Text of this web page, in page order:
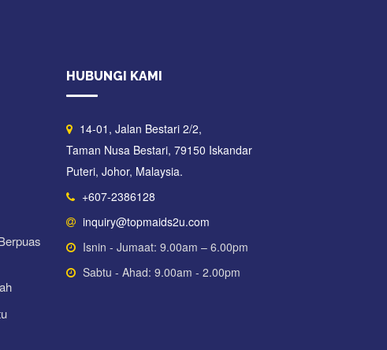
HUBUNGI KAMI
14-01, Jalan Bestari 2/2,
Taman Nusa Bestari, 79150 Iskandar
Puteri, Johor, Malaysia.
+607-2386128
inquiry@topmaids2u.com
Isnin - Jumaat: 9.00am – 6.00pm
Sabtu - Ahad: 9.00am - 2.00pm